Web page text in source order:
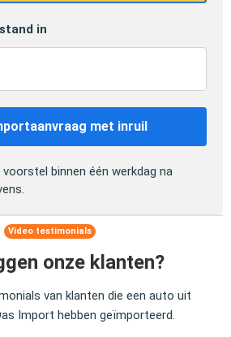
in
met inruil
voorstel binnen één werkdag na
Video testimonials
onze klanten?
van klanten die een auto uit
Import hebben geïmporteerd.